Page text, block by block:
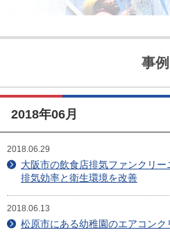
ウルトラフロアケア
目安・価
会社概
事例
2018年06月
2018.06.29
大阪市の飲食店排気ファンクリ
排気効率と衛生環境を改善
2018.06.13
松原市にある幼稚園のエアコンク